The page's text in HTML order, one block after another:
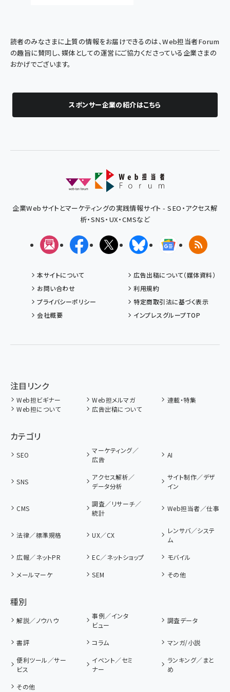
読者のみなさまに上質の情報をお届けできるのは、Web担当者Forum
の趣旨に賛同し、媒体としての運営にご協力くださっている企業さまの
おかげでございます。
スポンサー企業の紹介はこちら
企業Webサイトとマーケティングの実践情報サイト - SEO・アクセス解
析・SNS・UX・CMSなど
メルマガFacebookX(エックス)BlueskyGoogleニュ
RSS
本サイトについて
広告出稿について（媒体資料）
お問い合わせ
利用規約
プライバシーポリシー
特定商取引法に基づく表示
会社概要
インプレスグループTOP
注目リンク
Web担ビギナー Web担メルマガ
連載・特集
Web担について
広告出稿について
カテゴリ
SEO
マーケティング／
広告
AI
SNS
アクセス解析／
データ分析
サイト制作／デザ
イン
CMS
調査／リサーチ／
統計
Web担当者／仕事
法律／標準規格 UX／CX
レンサバ／システ
ム
広報／ネットPR
EC／ネットショップ
モバイル
メールマーケ
SEM その他
種別
解説／ノウハウ
事例／インタ
ビュー
調査データ
書評 コラム
マンガ/小説
便利ツール／サー
ビス
イベント／セミ
ナー
ランキング／まと
め
その他